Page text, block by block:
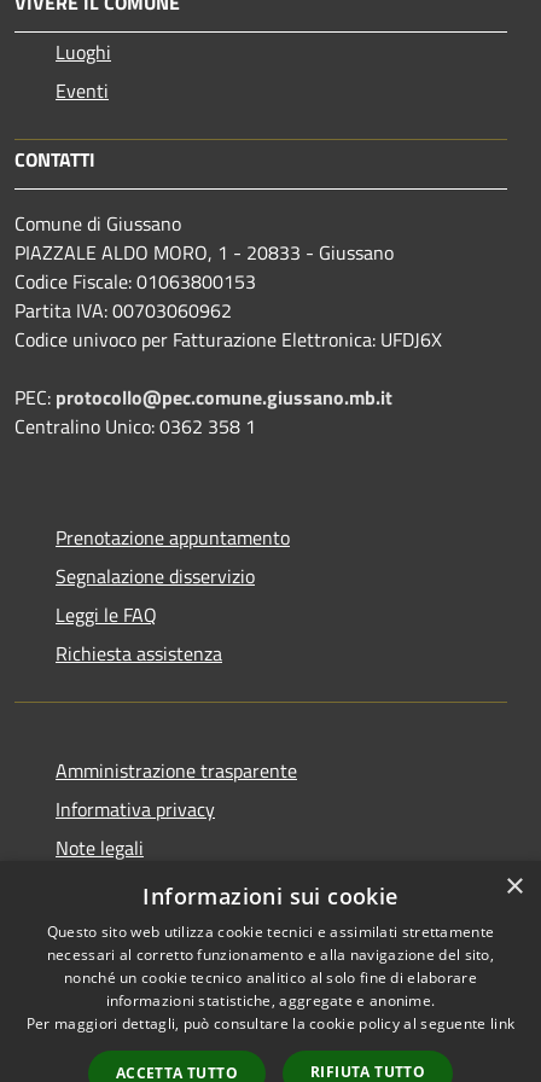
Luoghi
Eventi
CONTATTI
Comune di Giussano
PIAZZALE ALDO MORO, 1 - 20833 - Giussano
Codice Fiscale: 01063800153
Partita IVA: 00703060962
Codice univoco per Fatturazione Elettronica: UFDJ6X
PEC: protocollo@pec.comune.giussano.mb.it
Centralino Unico: 0362 358 1
Prenotazione appuntamento
Segnalazione disservizio
Leggi le FAQ
Richiesta assistenza
Amministrazione trasparente
Informativa privacy
Note legali
Dichiarazione di accessibilità
Accessibilità
Copyright © 2026 • Comune di
Giussano • Powered by
Municipium•
Accesso
×
Informazioni sui cookie
Questo sito web utilizza cookie tecnici e assimilati strettamente
necessari al corretto funzionamento e alla navigazione del sito,
nonché un cookie tecnico analitico al solo fine di elaborare
informazioni statistiche, aggregate e anonime.
Per maggiori dettagli, può consultare la cookie policy al seguente link
ACCETTA TUTTO RIFIUTA TUTTO